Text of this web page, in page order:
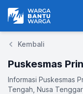
Warga Bantu Warga
Kembali
Puskesmas
Informasi Puskesmas
Tengah, Nusa